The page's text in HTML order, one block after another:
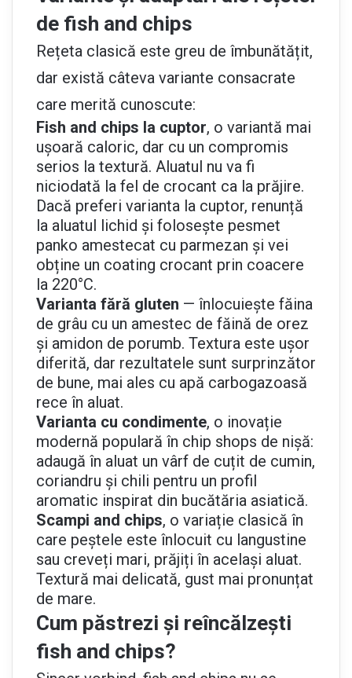
de fish and chips
Rețeta clasică este greu de îmbunătățit,
dar există câteva variante consacrate
care merită cunoscute:
Fish and chips la cuptor, o variantă mai
ușoară caloric, dar cu un compromis
serios la textură. Aluatul nu va fi
niciodată la fel de crocant ca la prăjire.
Dacă preferi varianta la cuptor, renunță
la aluatul lichid și folosește pesmet
panko amestecat cu parmezan și vei
obține un coating crocant prin coacere
la 220°C.
Varianta fără gluten — înlocuiește făina
de grâu cu un amestec de făină de orez
și amidon de porumb. Textura este ușor
diferită, dar rezultatele sunt surprinzător
de bune, mai ales cu apă carbogazoasă
rece în aluat.
Varianta cu condimente, o inovație
modernă populară în chip shops de nișă:
adaugă în aluat un vârf de cuțit de cumin,
coriandru și chili pentru un profil
aromatic inspirat din bucătăria asiatică.
Scampi and chips, o variație clasică în
care peștele este înlocuit cu langustine
sau creveți mari, prăjiți în același aluat.
Textură mai delicată, gust mai pronunțat
de mare.
Cum păstrezi și reîncălzești
fish and chips?